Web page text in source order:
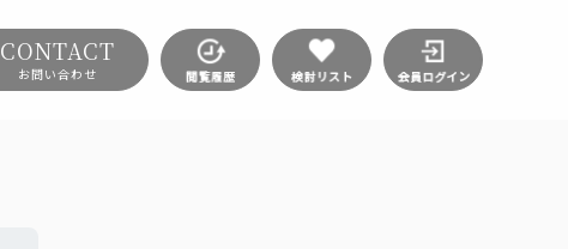
CONTACT
お問い合わせ